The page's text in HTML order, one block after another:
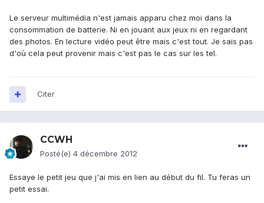
Le serveur multimédia n'est jamais apparu chez moi dans la
consommation de batterie. Ni en jouant aux jeux ni en regardant
des photos. En lecture vidéo peut être mais c'est tout. Je sais pas
d'où cela peut provenir mais c'est pas le cas sur les tel.
Citer
CCWH
Posté(e) 4 décembre 2012
Essaye le petit jeu que j'ai mis en lien au début du fil. Tu feras un
petit essai.